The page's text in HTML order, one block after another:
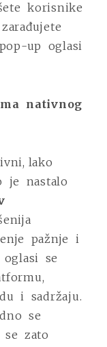
korisnike
up oglasi
nativnog
lako
je nastalo
pažnje i
se
i sadržaju.
se
se zato